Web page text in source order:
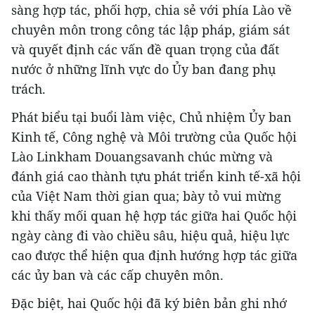
sàng hợp tác, phối hợp, chia sẻ với phía Lào về
chuyên môn trong công tác lập pháp, giám sát
và quyết định các vấn đề quan trọng của đất
nước ở những lĩnh vực do Ủy ban đang phụ
trách.
Phát biểu tại buổi làm việc, Chủ nhiệm Ủy ban
Kinh tế, Công nghệ và Môi trường của Quốc hội
Lào Linkham Douangsavanh chúc mừng và
đánh giá cao thành tựu phát triển kinh tế-xã hội
của Việt Nam thời gian qua; bày tỏ vui mừng
khi thấy mối quan hệ hợp tác giữa hai Quốc hội
ngày càng đi vào chiều sâu, hiệu quả, hiệu lực
cao được thể hiện qua định hướng hợp tác giữa
các ủy ban và các cấp chuyên môn.
Đặc biệt, hai Quốc hội đã ký biên bản ghi nhớ